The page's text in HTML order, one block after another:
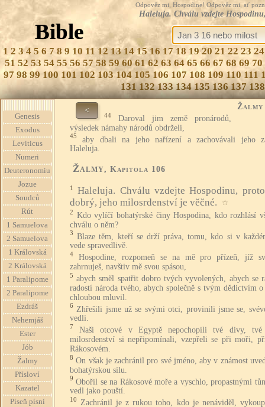
Odpověz mi, Hospodine! Odpověz mi, ať
Haleluja. Chválu vzdejte
Bible
1 2 3 4 5 6 7 8 9 10 11 12 13 14 15 16 17 18 19 20 21 22 23 24
51 52 53 54 55 56 57 58 59 60 61 62 63 64 65 66 67 68 69 70
97 98 99 100 101 102 103 104 105 106 107 108 109 110 111
131 132 133 134 135 136 137 138
Genesis
Exodus
Leviticus
Numeri
Deuteronomiu
Jozue
Soudců
Rút
1 Samuelova
2 Samuelova
1 Královská
2 Královská
1 Paralipome
2 Paralipome
Ezdráš
Nehemjáš
Ester
Jób
Žalmy
Přísloví
Kazatel
Píseň písní
< Žalmy
44
Daroval jim země pronárodů,
výsledek námahy národů obdrželi,
45
aby dbali na jeho nařízení a zachovávali jeho
Haleluja.
Žalmy, Kapitola 106
1
Haleluja. Chválu vzdejte Hospodinu,
dobrý, jeho milosrdenství je věčné.
☆
2 Kdo vylíčí bohatýrské činy Hospodina, kdo rozhlásí
chválu o něm?
3 Blaze těm, kteří se drží práva, tomu, kdo si v
vede spravedlivě.
4
Hospodine, rozpomeň se na mě pro přízeň, jíž
zahrnuješ, navštiv mě svou spásou,
5 abych směl spatřit dobro tvých vyvolených, abych se
radostí národa tvého, abych společně s tvým dědictvím o
chloubou mluvil.
6 Zhřešili jsme už se svými otci, provinili jsme se,
vedli.
7
Naši otcové v Egyptě nepochopili tvé divy, tvé
milosrdenství si nepřipomínali, vzepřeli se při moři,
Rákosovém.
8 On však je zachránil pro své jméno, aby v známost
bohatýrskou sílu.
9 Obořil se na Rákosové moře a vyschlo, propastnými
vedl jako pouští.
10
Zachránil je z rukou toho, kdo je nenáviděl,